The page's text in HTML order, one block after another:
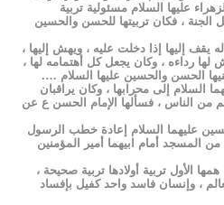
عليها السلام مسئولية تربية
الجنة ، فكان تربيتها للحسن والحسين
يقف إليها إذا دخلت عليه ، ويهش إليها ،
لها رداءه ، وكان يجعل كل أهتمامه لها ،
الحسن والحسين عليها السلام ….
السلام إلى محرابها ، وكان يراقبان
من الناس ، فسألها الإمام الحسن ع عن
عليهما السلام إعادة خطب الرسول
المسجد أمام ابيهما أمير المؤمنين
الأول تربية أولادها تربية صحيحة ،
، وإنسان فاسد واحد كفيل بإفساد